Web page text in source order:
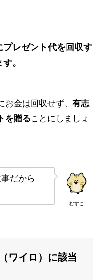
レゼント代を回収す
。
金は回収せず、 有志
を贈ることにしましょ
むすこ
だから
ワイロ）に該当